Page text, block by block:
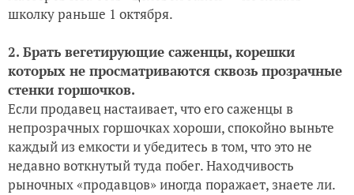
школку раньше 1 октября.
2. Брать вегетирующие саженцы, корешки
которых не просматриваются сквозь прозрачные
стенки горшочков.
Если продавец настаивает, что его саженцы в
непрозрачных горшочках хороши, спокойно выньте
каждый из емкости и убедитесь в том, что это не
недавно воткнутый туда побег. Находчивость
рыночных «продавцов» иногда поражает, знаете ли.